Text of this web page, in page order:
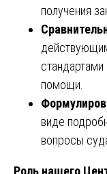
получения
помощи.
виде
вопросы
Роль нашего